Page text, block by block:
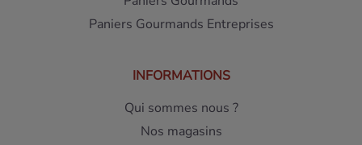
Paniers Gourmands Entreprises
INFORMATIONS
Qui sommes nous ?
Nos magasins